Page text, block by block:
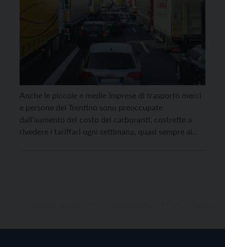
Anche le piccole e medie imprese di trasporto merci
e persone del Trentino sono preoccupate
dall’aumento del costo dei carburanti, costrette a
rivedere i tariffari ogni settimana, quasi sempre al